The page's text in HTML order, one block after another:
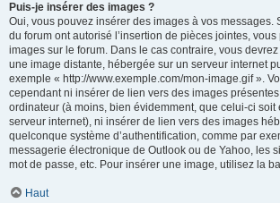
Puis-je insérer des images ?
Oui, vous pouvez insérer des images à vos messages.
du forum ont autorisé l’insertion de pièces jointes,
images sur le forum. Dans le cas contraire, vous
une image distante, hébergée sur un serveur internet
exemple « http://www.exemple.com/mon-image.gif ».
cependant ni insérer de lien vers des images
ordinateur (à moins, bien évidemment, que celui-ci soit
serveur internet), ni insérer de lien vers des images
quelconque système d’authentification, comme par
messagerie électronique de Outlook ou de Yahoo, les
mot de passe, etc. Pour insérer une image, utilisez la
Haut